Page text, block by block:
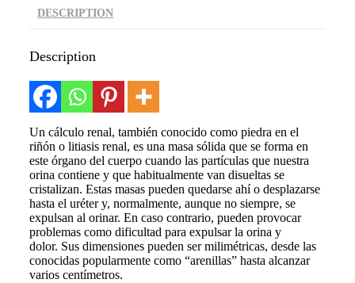
DESCRIPTION
Description
Un cálculo renal, también conocido como piedra en el
riñón o litiasis renal, es una masa sólida que se forma en
este órgano del cuerpo cuando las partículas que nuestra
orina contiene y que habitualmente van disueltas se
cristalizan. Estas masas pueden quedarse ahí o desplazarse
hasta el uréter y, normalmente, aunque no siempre, se
expulsan al orinar. En caso contrario, pueden provocar
problemas como dificultad para expulsar la orina y
dolor. Sus dimensiones pueden ser milimétricas, desde las
conocidas popularmente como “arenillas” hasta alcanzar
varios centímetros.